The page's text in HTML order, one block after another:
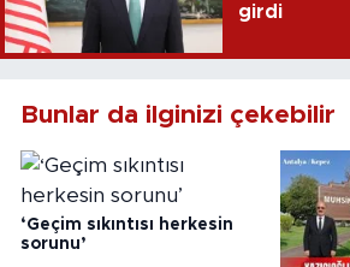
girdi
Bunlar da ilginizi çekebilir
‘Geçim sıkıntısı herkesin
sorunu’